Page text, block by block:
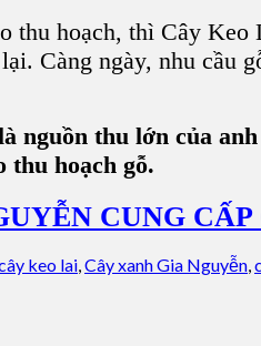
thu hoạch, thì Cây
Càng ngày, nhu cầu
nguồn thu lớn của
thu hoạch gỗ.
CUNG
keo lai,Cây xanh Gia Nguyễn,